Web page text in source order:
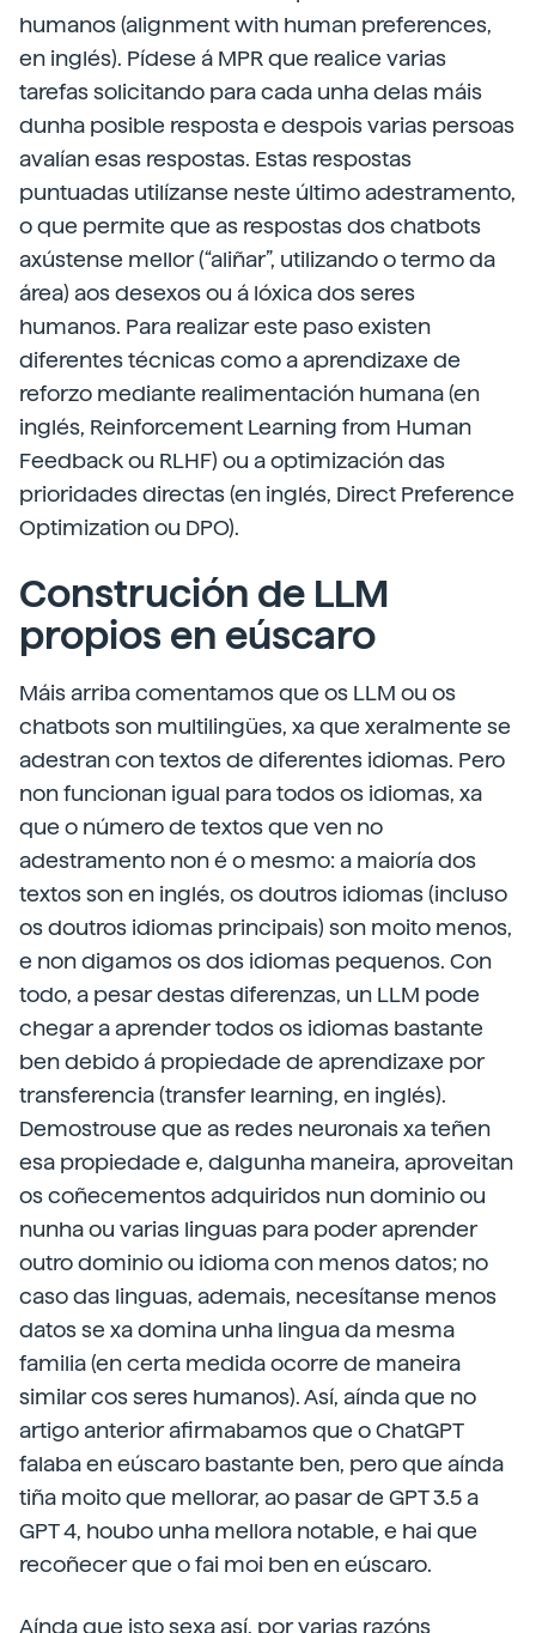
humanos (alignment with human preferences,
en inglés). Pídese á MPR que realice varias
tarefas solicitando para cada unha delas máis
dunha posible resposta e despois varias persoas
avalían esas respostas. Estas respostas
puntuadas utilízanse neste último adestramento,
o que permite que as respostas dos chatbots
axústense mellor (“aliñar”, utilizando o termo da
área) aos desexos ou á lóxica dos seres
humanos. Para realizar este paso existen
diferentes técnicas como a aprendizaxe de
reforzo mediante realimentación humana (en
inglés, Reinforcement Learning from Human
Feedback ou RLHF) ou a optimización das
prioridades directas (en inglés, Direct Preference
Optimization ou DPO).
Construción de LLM
propios en eúscaro
Máis arriba comentamos que os LLM ou os
chatbots son multilingües, xa que xeralmente se
adestran con textos de diferentes idiomas. Pero
non funcionan igual para todos os idiomas, xa
que o número de textos que ven no
adestramento non é o mesmo: a maioría dos
textos son en inglés, os doutros idiomas (incluso
os doutros idiomas principais) son moito menos,
e non digamos os dos idiomas pequenos. Con
todo, a pesar destas diferenzas, un LLM pode
chegar a aprender todos os idiomas bastante
ben debido á propiedade de aprendizaxe por
transferencia (transfer learning, en inglés).
Demostrouse que as redes neuronais xa teñen
esa propiedade e, dalgunha maneira, aproveitan
os coñecementos adquiridos nun dominio ou
nunha ou varias linguas para poder aprender
outro dominio ou idioma con menos datos; no
caso das linguas, ademais, necesítanse menos
datos se xa domina unha lingua da mesma
familia (en certa medida ocorre de maneira
similar cos seres humanos). Así, aínda que no
artigo anterior afirmabamos que o ChatGPT
falaba en eúscaro bastante ben, pero que aínda
tiña moito que mellorar, ao pasar de GPT 3.5 a
GPT 4, houbo unha mellora notable, e hai que
recoñecer que o fai moi ben en eúscaro.
Aínda que isto sexa así, por varias razóns